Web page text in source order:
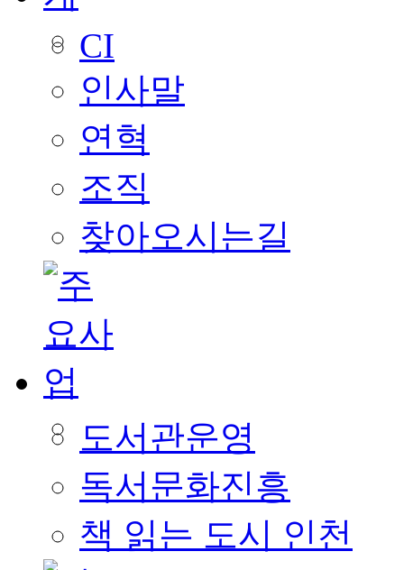
CI
인사말
연혁
조직
찾아오시는길
도서관운영
독서문화진흥
책 읽는 도시 인천